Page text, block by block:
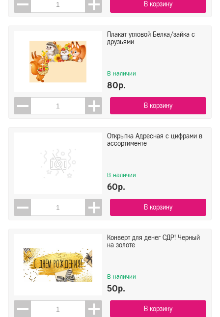
В корзину
Плакат угловой Белка/зайка с
друзьями
В наличии
80р.
В корзину
Открытка Адресная с цифрами в
ассортименте
В наличии
60р.
В корзину
Конверт для денег СДР! Черный
на золоте
В наличии
50р.
В корзину